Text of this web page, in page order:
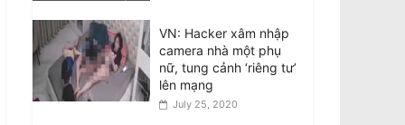
Objection to the Visit of
General of Public
Security, General
Secretary and State
President of the Socialist Republic of
Vietnam, to Australia
VN: Hacker xâm nhập
camera nhà một phụ
nữ, tung cảnh ‘riêng tư’
lên mạng
July 25, 2020